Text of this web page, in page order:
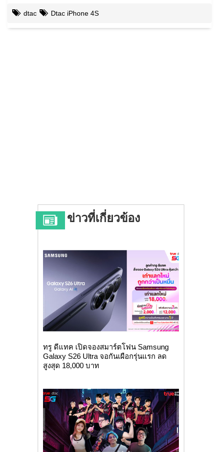
dtac Dtac iPhone 4S
ข่าวที่เกี่ยวข้อง
ทรู ดีแทค เปิดจองสมาร์ตโฟน Samsung
Galaxy S26 Ultra จอกันเผือกรุ่นแรก ลด
สูงสุด 18,000 บาท